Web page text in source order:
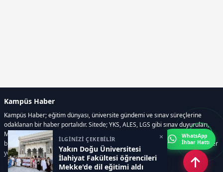
İLGİNİZİ ÇEKEBİLİR
Yakın Doğu Üniversitesi
İlahiyat Fakültesi öğrencileri
Mekke'de dil eğitimi aldı
×
Kampüs Haber
Kampüs Haber; eğitim dünyası, üniversite gündemi ve sınav süreçlerine
odaklanan bir haber portalıdır. Sitede; YKS, ALES, LGS gibi sınav duyuruları,
Milli Eğitim Bakanlığı gelişmeleri, üniversite haberleri, rehberlik içerikleri,
bilim ve teknoloji alanındaki yenilikler ile öğrenci yaşamına dair güncel bilgiler
yer alır.
WhatsApp
İhbar Hattı